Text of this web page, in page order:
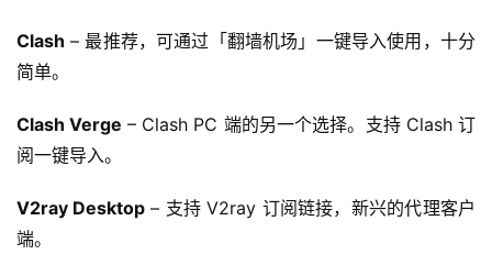
Clash – 最推荐，可通过「翻墙机场」一键导入使用，十分
简单。
Clash Verge – Clash PC 端的另一个选择。支持 Clash 订
阅一键导入。
V2ray Desktop – 支持 V2ray 订阅链接，新兴的代理客户
端。